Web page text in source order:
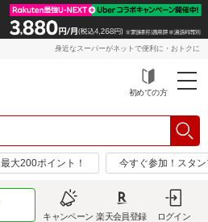
身近なスーパーがネットで便利に・おトクに
初めての方
最大200ポイント！ 今すぐ参加！スタ
キャンペーン 楽天会員登録 ログイン